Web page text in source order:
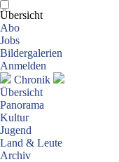
Übersicht
Abo
Jobs
Bildergalerien
Anmelden
Chronik
Übersicht
Panorama
Kultur
Jugend
Land & Leute
Archiv